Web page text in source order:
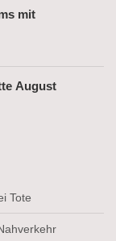
mit
August
Tote